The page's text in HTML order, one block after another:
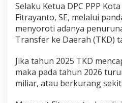
d
d
a
n
G
r
u
T
P
Selaku Ketua DPC PPP
Fitrayanto, SE, melalui
menyoroti adanya
Transfer ke Daerah (TKD)
Jika tahun 2025 TKD
maka pada tahun 2026
miliar, atau berkurang